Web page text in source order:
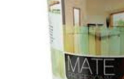
pueden
elegir
la
página